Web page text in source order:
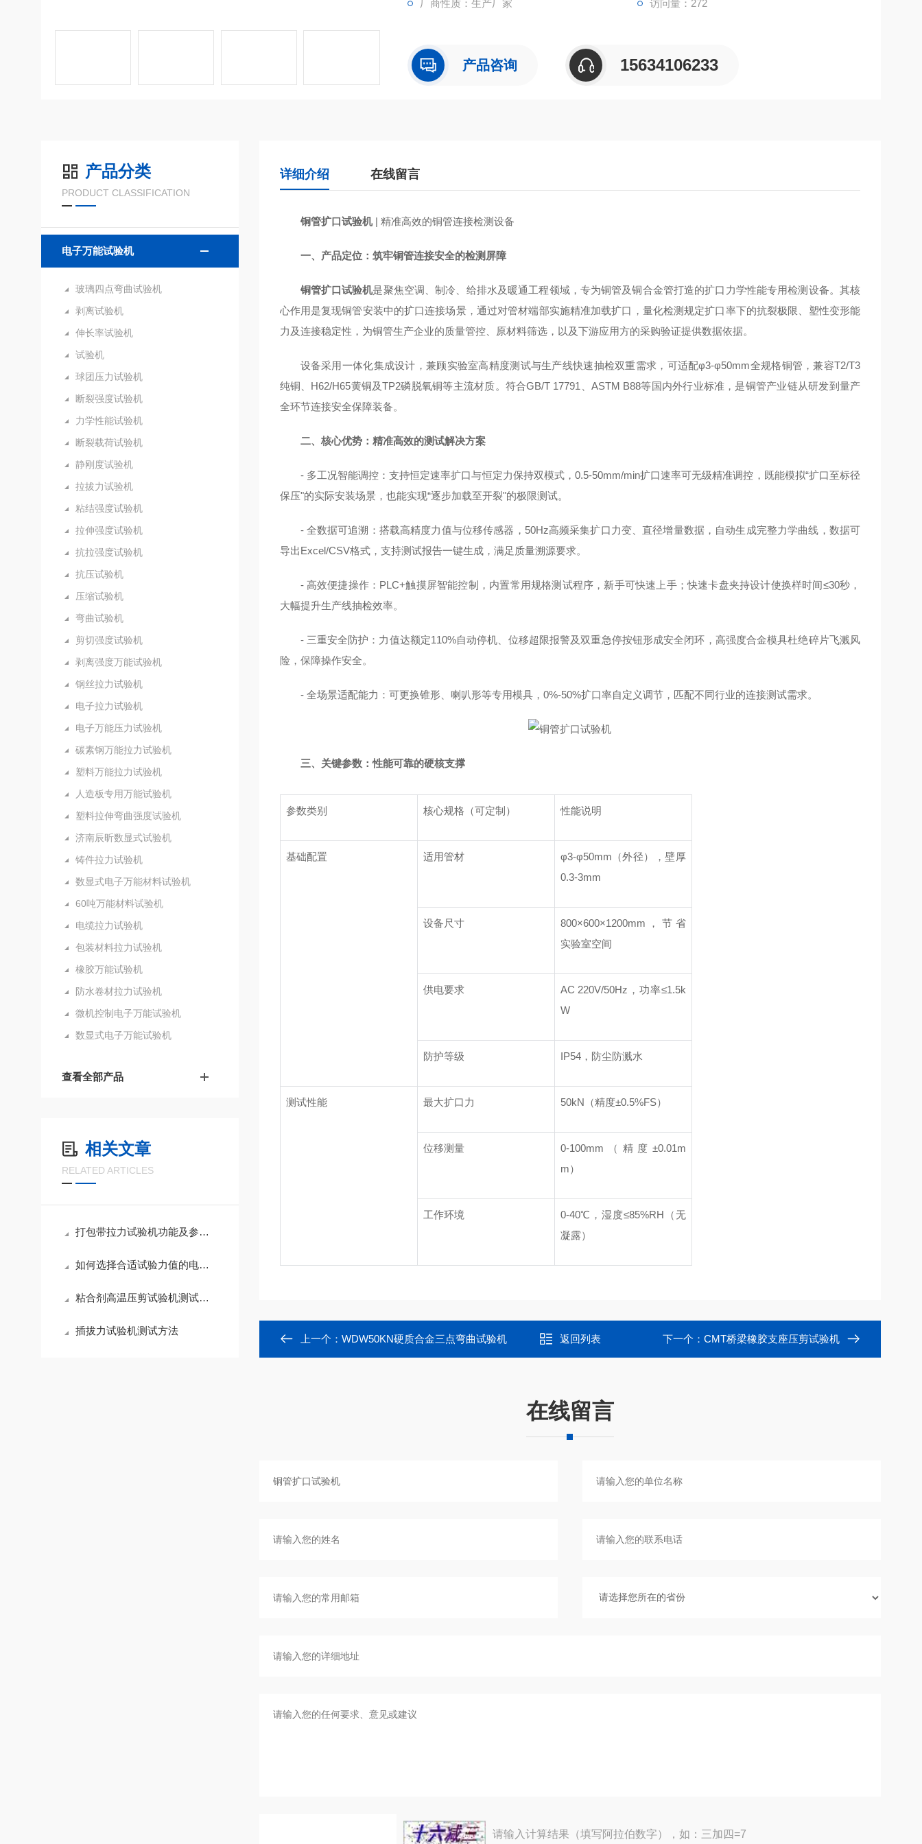
厂商性质：生产厂家 访问量：272
产品咨询 15634106233
产品分类
PRODUCT CLASSIFICATION
电子万能试验机
玻璃四点弯曲试验机
剥离试验机
伸长率试验机
试验机
球团压力试验机
断裂强度试验机
力学性能试验机
断裂载荷试验机
静刚度试验机
拉拔力试验机
粘结强度试验机
拉伸强度试验机
抗拉强度试验机
抗压试验机
压缩试验机
弯曲试验机
剪切强度试验机
剥离强度万能试验机
钢丝拉力试验机
电子拉力试验机
电子万能压力试验机
碳素钢万能拉力试验机
塑料万能拉力试验机
人造板专用万能试验机
塑料拉伸弯曲强度试验机
济南辰昕数显式试验机
铸件拉力试验机
数显式电子万能材料试验机
60吨万能材料试验机
电缆拉力试验机
包装材料拉力试验机
橡胶万能试验机
防水卷材拉力试验机
微机控制电子万能试验机
数显式电子万能试验机
查看全部产品
相关文章
RELATED ARTICLES
打包带拉力试验机功能及参数介绍
如何选择合适试验力值的电子拉力试验机
粘合剂高温压剪试验机测试方法
插拔力试验机测试方法
详细介绍 在线留言
铜管扩口试验机| 精准高效的铜管连接检测设备
一、产品定位：筑牢铜管连接安全的检测屏障
铜管扩口试验机是聚焦空调、制冷、给排水及暖通工程领域，专为铜管及铜合金管打造的扩口力学性能专用检测设备。其核
心作用是复现铜管安装中的扩口连接场景，通过对管材端部实施精准加载扩口，量化检测规定扩口率下的抗裂极限、塑性变形能
力及连接稳定性，为铜管生产企业的质量管控、原材料筛选，以及下游应用方的采购验证提供数据依据。
设备采用一体化集成设计，兼顾实验室高精度测试与生产线快速抽检双重需求，可适配φ3-φ50mm全规格铜管，兼容T2/T3
纯铜、H62/H65黄铜及TP2磷脱氧铜等主流材质。符合GB/T 17791、ASTM B88等国内外行业标准，是铜管产业链从研发到量产
全环节连接安全保障装备。
二、核心优势：精准高效的测试解决方案
- 多工况智能调控：支持恒定速率扩口与恒定力保持双模式，0.5-50mm/min扩口速率可无级精准调控，既能模拟“扩口至标径
保压"的实际安装场景，也能实现“逐步加载至开裂"的极限测试。
- 全数据可追溯：搭载高精度力值与位移传感器，50Hz高频采集扩口力变、直径增量数据，自动生成完整力学曲线，数据可
导出Excel/CSV格式，支持测试报告一键生成，满足质量溯源要求。
- 高效便捷操作：PLC+触摸屏智能控制，内置常用规格测试程序，新手可快速上手；快速卡盘夹持设计使换样时间≤30秒，
大幅提升生产线抽检效率。
- 三重安全防护：力值达额定110%自动停机、位移超限报警及双重急停按钮形成安全闭环，高强度合金模具杜绝碎片飞溅风
险，保障操作安全。
- 全场景适配能力：可更换锥形、喇叭形等专用模具，0%-50%扩口率自定义调节，匹配不同行业的连接测试需求。
三、关键参数：性能可靠的硬核支撑
参数类别 核心规格（可定制） 性能说明
基础配置 适用管材
φ3-φ50mm（外径），壁厚
0.3-3mm
设备尺寸
800×600×1200mm，节省
实验室空间
供电要求
AC 220V/50Hz，功率≤1.5k
W
防护等级 IP54，防尘防溅水
测试性能 最大扩口力 50kN（精度±0.5%FS）
位移测量
0-100mm（精度±0.01m
m）
工作环境
0-40℃，湿度≤85%RH（无
凝露）
上一个： WDW50KN硬质合金三点弯曲试验机 返回列表 下一个： CMT桥梁橡胶支座压剪试验机
在线留言
请输入计算结果（填写阿拉伯数字），如：三加四=7